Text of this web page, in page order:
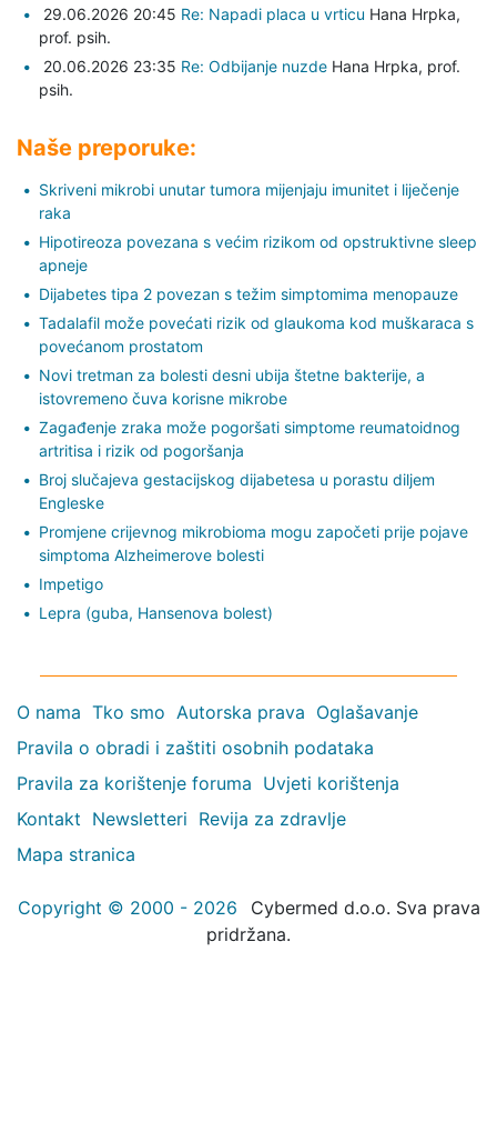
29.06.2026 20:45 Re: Napadi placa u vrticu Hana Hrpka,
prof. psih.
20.06.2026 23:35 Re: Odbijanje nuzde Hana Hrpka, prof.
psih.
Naše preporuke:
Skriveni mikrobi unutar tumora mijenjaju imunitet i liječenje
raka
Hipotireoza povezana s većim rizikom od opstruktivne sleep
apneje
Dijabetes tipa 2 povezan s težim simptomima menopauze
Tadalafil može povećati rizik od glaukoma kod muškaraca s
povećanom prostatom
Novi tretman za bolesti desni ubija štetne bakterije, a
istovremeno čuva korisne mikrobe
Zagađenje zraka može pogoršati simptome reumatoidnog
artritisa i rizik od pogoršanja
Broj slučajeva gestacijskog dijabetesa u porastu diljem
Engleske
Promjene crijevnog mikrobioma mogu započeti prije pojave
simptoma Alzheimerove bolesti
Impetigo
Lepra (guba, Hansenova bolest)
O nama Tko smo Autorska prava Oglašavanje
Pravila o obradi i zaštiti osobnih podataka
Pravila za korištenje foruma Uvjeti korištenja
Kontakt Newsletteri Revija za zdravlje
Mapa stranica
Copyright © 2000 - 2026
Cybermed d.o.o. Sva prava
pridržana.